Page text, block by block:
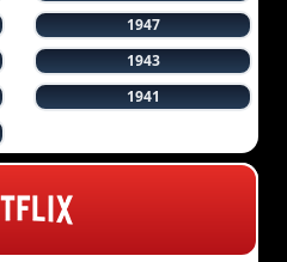
1947
1943
1941